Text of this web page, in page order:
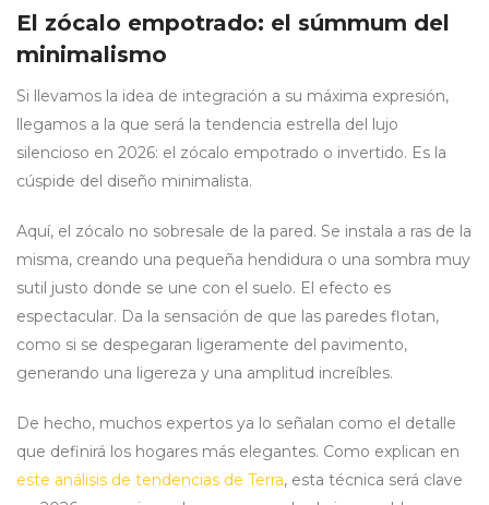
El zócalo empotrado: el súmmum del
minimalismo
Si llevamos la idea de integración a su máxima expresión,
llegamos a la que será la tendencia estrella del lujo
silencioso en 2026: el zócalo empotrado o invertido. Es la
cúspide del diseño minimalista.
Aquí, el zócalo no sobresale de la pared. Se instala a ras de la
misma, creando una pequeña hendidura o una sombra muy
sutil justo donde se une con el suelo. El efecto es
espectacular. Da la sensación de que las paredes flotan,
como si se despegaran ligeramente del pavimento,
generando una ligereza y una amplitud increíbles.
De hecho, muchos expertos ya lo señalan como el detalle
que definirá los hogares más elegantes. Como explican en
este análisis de tendencias de Terra, esta técnica será clave